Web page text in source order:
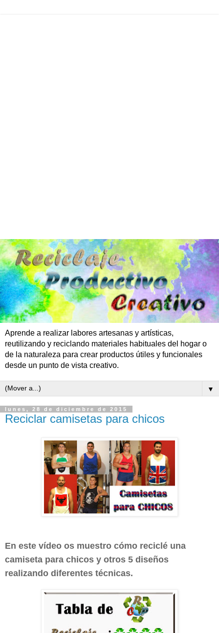
Aprende a realizar labores artesanas y artísticas,
reutilizando y reciclando materiales habituales del hogar o
de la naturaleza para crear productos útiles y funcionales
desde un punto de vista creativo.
▼
lunes, 28 de diciembre de 2015
Reciclar camisetas para chicos
En este vídeo os muestro cómo reciclé una
camiseta para chicos y otros 5 diseños
realizando diferentes técnicas.